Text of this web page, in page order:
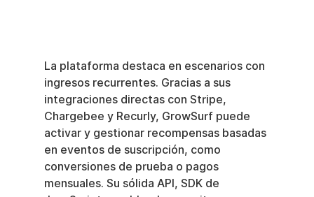
La plataforma destaca en escenarios con
ingresos recurrentes. Gracias a sus
integraciones directas con Stripe,
Chargebee y Recurly, GrowSurf puede
activar y gestionar recompensas basadas
en eventos de suscripción, como
conversiones de prueba o pagos
mensuales. Su sólida API, SDK de